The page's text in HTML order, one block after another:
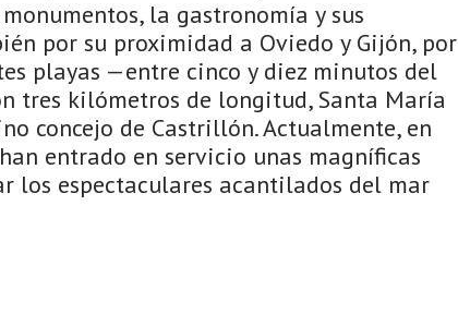
la gastronomía y sus
por su proximidad a Oviedo y Gijón, por
playas —entre cinco y diez minutos del
tres kilómetros de longitud, Santa María
concejo de Castrillón. Actualmente, en
entrado en servicio unas magníficas
los espectaculares acantilados del mar